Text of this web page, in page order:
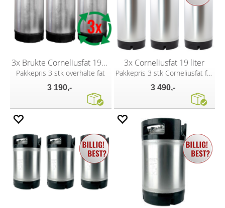
3x Brukte Corneliusfat 19L AEB/Safer
Pakkepris 3 stk overhalte fat
3 190,-
3x Corneliusfat 19 liter
Pakkepris 3 stk Corneliusfat fra Kegland
3 490,-